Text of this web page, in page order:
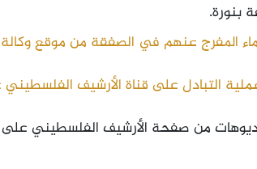
بنورة.
المفرج عنهم في الصفقة من موقع وكالة
التبادل على قناة الأرشيف
من صفحة الأرشيف الفلسطيني على